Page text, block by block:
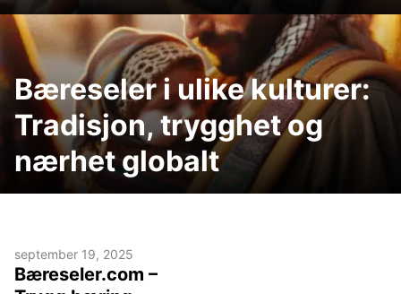
Bæreseler i ulike kulturer:
Tradisjon, trygghet og
nærhet globalt
september 19, 2025
Bæreseler.com –